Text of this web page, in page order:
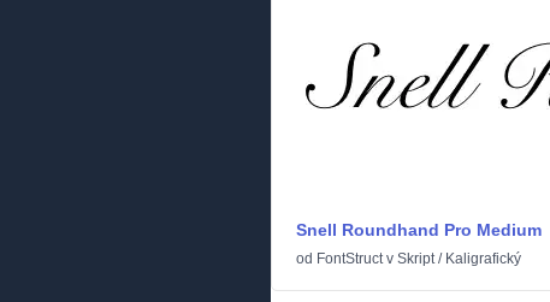
Snell Roundhand Pro Medium
od FontStructv Skript/ Kaligrafický